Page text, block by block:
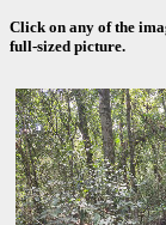
Click on any of the
full-sized picture.